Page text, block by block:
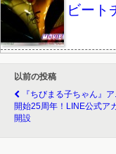
ビート
以前の投稿
『ちびまる子ちゃん』
開始25周年！LINE公式ア
開設